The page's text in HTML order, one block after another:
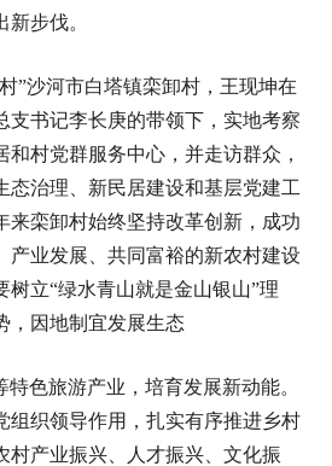
步伐。
”沙河市白塔镇栾卸村，王现坤在
支书记李长庚的带领下，实地考察
和村党群服务中心，并走访群众，
态治理、新民居建设和基层党建工
来栾卸村始终坚持改革创新，成功
产业发展、共同富裕的新农村建设
树立“绿水青山就是金山银山”理
，因地制宜发展生态
色旅游产业，培育发展新动能。
组织领导作用，扎实有序推进乡村
村产业振兴、人才振兴、文化振